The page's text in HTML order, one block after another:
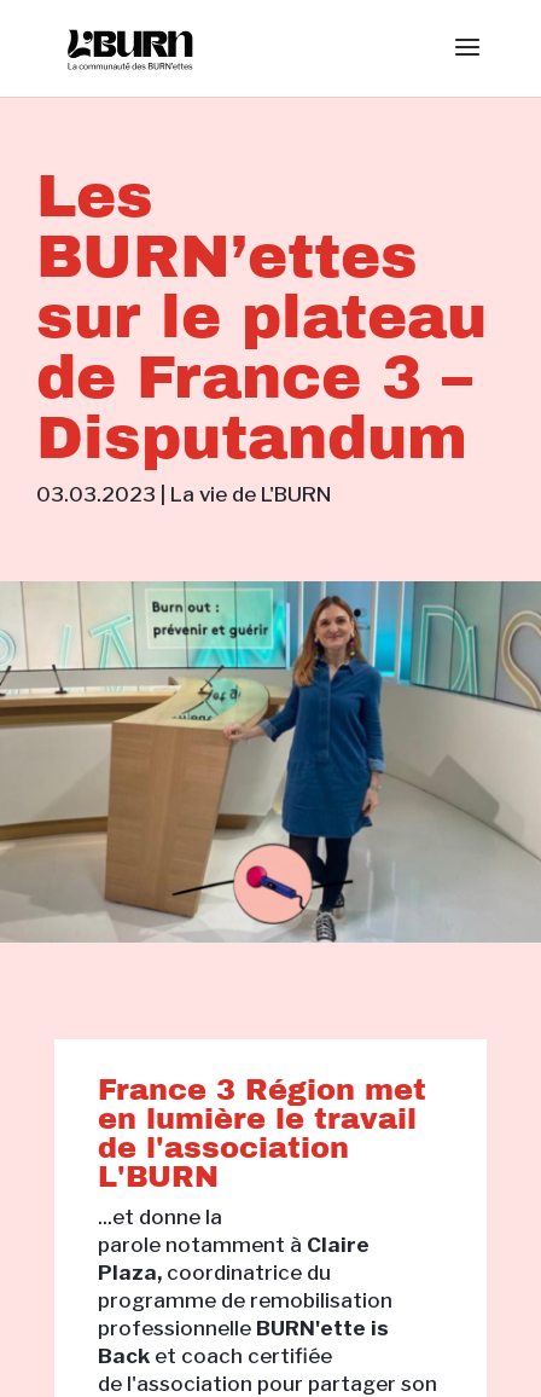
Les
BURN’ettes
sur le plateau
de France 3 –
Disputandum
03.03.2023 La vie de L'BURN
France 3 Région met
en lumière le travail
de l'association
L'BURN
...et donne la
parole notamment à Claire
Plaza, coordinatrice du
programme de remobilisation
professionnelle BURN'ette is
Backet coach certifiée
de l'association pour partager son